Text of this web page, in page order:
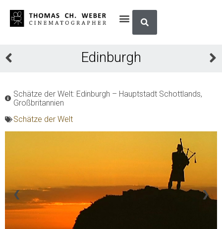
Edinburgh
Schätze der Welt: Edinburgh – Hauptstadt Schottlands,
Großbritannien
Schätze der Welt
❮ ❯